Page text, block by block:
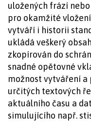
uložených frází
pro okamžité
vytváří i historii
ukládá veškerý
zkopírován do
snadné opětovné
možnost vytváření
určitých textových
aktuálního času a
simulujícího např.